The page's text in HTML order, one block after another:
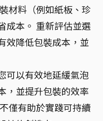
材料（例如紙板、珍
成本。 重新評估並選
效降低包裝成本，並
可以有效地延緩氣泡
，並提升包裝的效率
僅有助於實踐可持續